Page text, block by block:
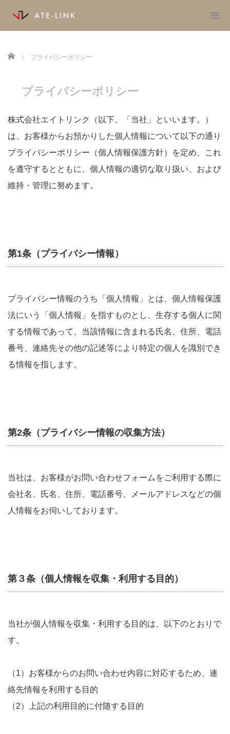
Home プライバシーポリシー
プライバシーポリシー
株式会社エイトリンク（以下、「当社」といいます。）
は、お客様からお預かりした個人情報について以下の通り
プライバシーポリシー（個人情報保護方針）を定め、これ
を遵守するとともに、個人情報の適切な取り扱い、および
維持・管理に努めます。
第1条（プライバシー情報）
プライバシー情報のうち「個人情報」とは、個人情報保護
法にいう「個人情報」を指すものとし、生存する個人に関
する情報であって、当該情報に含まれる氏名、住所、電話
番号、連絡先その他の記述等により特定の個人を識別でき
る情報を指します。
第2条（プライバシー情報の収集方法）
当社は、お客様がお問い合わせフォームをご利用する際に
会社名、氏名、住所、電話番号、メールアドレスなどの個
人情報をお伺いしております。
第３条（個人情報を収集・利用する目的）
当社が個人情報を収集・利用する目的は、以下のとおりで
す。
（1）お客様からのお問い合わせ内容に対応するため、連
絡先情報を利用する目的
（2）上記の利用目的に付随する目的